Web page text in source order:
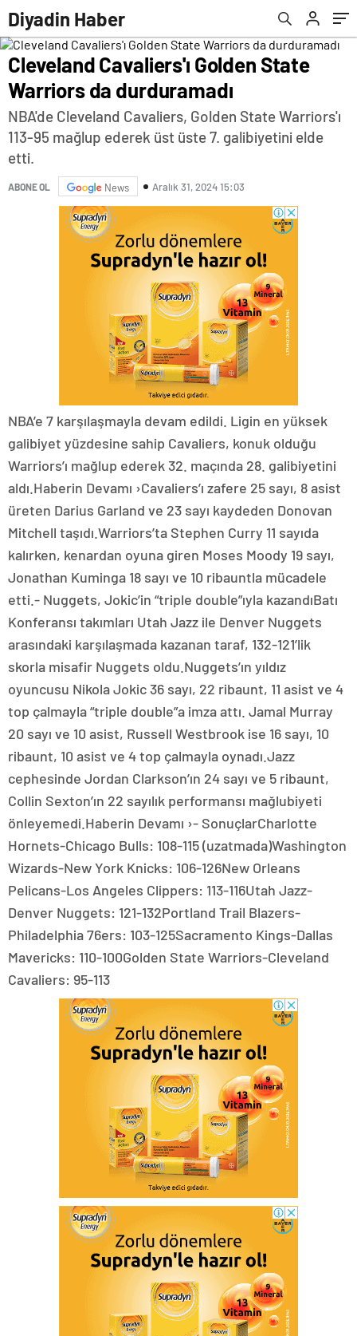
Diyadin Haber
Cleveland Cavaliers'ı Golden State
Warriors da durduramadı
NBA'de Cleveland Cavaliers, Golden State Warriors'ı
113-95 mağlup ederek üst üste 7. galibiyetini elde
etti.
ABONE OL News Aralık 31, 2024 15:03
NBA’e 7 karşılaşmayla devam edildi. Ligin en yüksek
galibiyet yüzdesine sahip Cavaliers, konuk olduğu
Warriors’ı mağlup ederek 32. maçında 28. galibiyetini
aldı.Haberin Devamı ›Cavaliers’ı zafere 25 sayı, 8 asist
üreten Darius Garland ve 23 sayı kaydeden Donovan
Mitchell taşıdı.Warriors’ta Stephen Curry 11 sayıda
kalırken, kenardan oyuna giren Moses Moody 19 sayı,
Jonathan Kuminga 18 sayı ve 10 ribauntla mücadele
etti.- Nuggets, Jokic’in “triple double”ıyla kazandıBatı
Konferansı takımları Utah Jazz ile Denver Nuggets
arasındaki karşılaşmada kazanan taraf, 132-121’lik
skorla misafir Nuggets oldu.Nuggets’ın yıldız
oyuncusu Nikola Jokic 36 sayı, 22 ribaunt, 11 asist ve 4
top çalmayla “triple double”a imza attı. Jamal Murray
20 sayı ve 10 asist, Russell Westbrook ise 16 sayı, 10
ribaunt, 10 asist ve 4 top çalmayla oynadı.Jazz
cephesinde Jordan Clarkson’ın 24 sayı ve 5 ribaunt,
Collin Sexton’ın 22 sayılık performansı mağlubiyeti
önleyemedi.Haberin Devamı ›- SonuçlarCharlotte
Hornets-Chicago Bulls: 108-115 (uzatmada)Washington
Wizards-New York Knicks: 106-126New Orleans
Pelicans-Los Angeles Clippers: 113-116Utah Jazz-
Denver Nuggets: 121-132Portland Trail Blazers-
Philadelphia 76ers: 103-125Sacramento Kings-Dallas
Mavericks: 110-100Golden State Warriors-Cleveland
Cavaliers: 95-113